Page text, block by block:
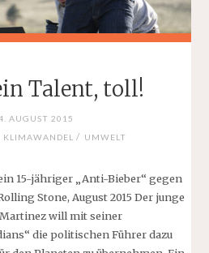
Talent, toll!
AUGUST 2015
KLIMAWANDEL / UMWELT
15-jähriger „Anti-Bieber“ gegen
Stone, August 2015 Der junge
will mit seiner
die politischen Führer dazu